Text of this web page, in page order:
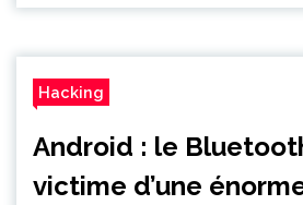
Hacking
Android : le
victime d’une